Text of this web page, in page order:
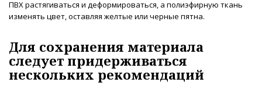
ПВХ растягиваться и деформироваться, а полиэфирную ткань
изменять цвет, оставляя желтые или черные пятна.
Для сохранения материала
следует придерживаться
нескольких рекомендаций